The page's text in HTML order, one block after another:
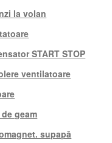
la volan
START STOP
ventilatoare
geam
supapă